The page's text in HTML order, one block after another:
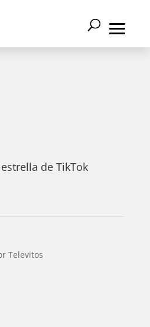
de TikTok
Televitos